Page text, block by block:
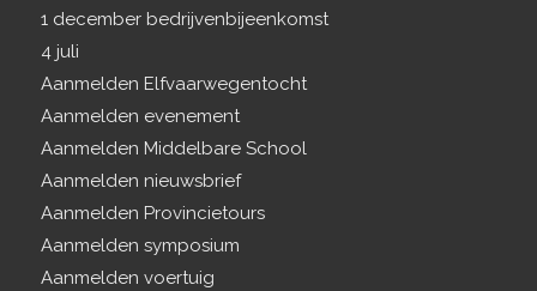
1 december bedrijvenbijeenkomst
4 juli
Aanmelden Elfvaarwegentocht
Aanmelden evenement
Aanmelden Middelbare School
Aanmelden nieuwsbrief
Aanmelden Provincietours
Aanmelden symposium
Aanmelden voertuig